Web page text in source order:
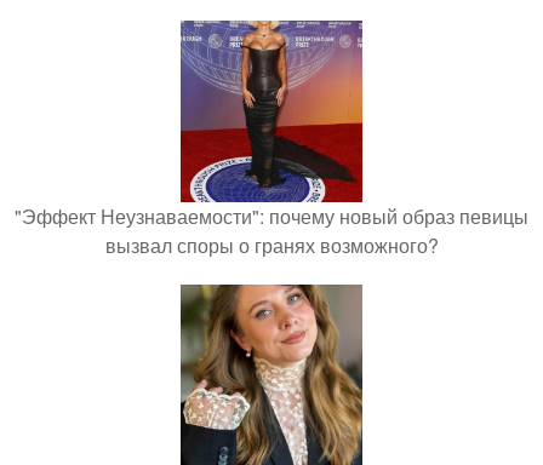
"Эффект Неузнаваемости": почему новый образ певицы
вызвал споры о гранях возможного?